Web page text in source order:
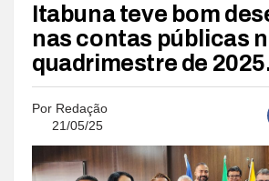
Itabuna teve bom
nas contas públicas
quadrimestre de
Por Redação
21/05/25